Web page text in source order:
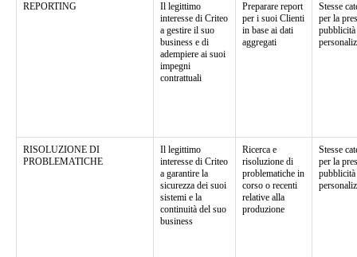
REPORTING
Il legittimo
interesse di Criteo
a gestire il suo
business e di
adempiere ai suoi
impegni
contrattuali
Preparare report
per i suoi Clienti
in base ai dati
aggregati
Stesse
per la
pubblicità
RISOLUZIONE DI
PROBLEMATICHE
Il legittimo
interesse di Criteo
a garantire la
sicurezza dei suoi
sistemi e la
continuità del suo
business
Ricerca e
risoluzione di
problematiche in
corso o recenti
relative alla
produzione
Stesse
per la
pubblicità